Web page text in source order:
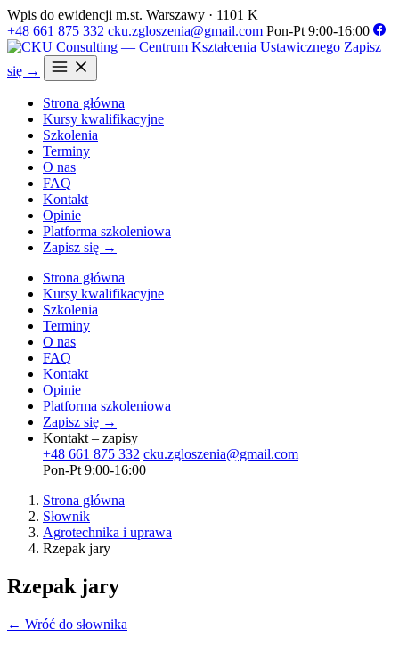
Wpis do ewidencji m.st. Warszawy · 1101 K
+48 661 875 332 cku.zgloszenia@gmail.com Pon-Pt 9:00-16:00
Zapisz
się →
Strona główna
Kursy kwalifikacyjne
Szkolenia
Terminy
O nas
FAQ
Kontakt
Opinie
Platforma szkoleniowa
Zapisz się →
Strona główna
Kursy kwalifikacyjne
Szkolenia
Terminy
O nas
FAQ
Kontakt
Opinie
Platforma szkoleniowa
Zapisz się →
Kontakt – zapisy
+48 661 875 332 cku.zgloszenia@gmail.com
Pon-Pt 9:00-16:00
Strona główna
Słownik
Agrotechnika i uprawa
Rzepak jary
Rzepak jary
← Wróć do słownika